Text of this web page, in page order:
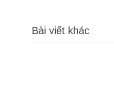
Bài viết khác